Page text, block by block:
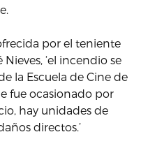
por el teniente
‘el incendio se
la Escuela de Cine de
fue ocasionado por
hay unidades de
directos.’